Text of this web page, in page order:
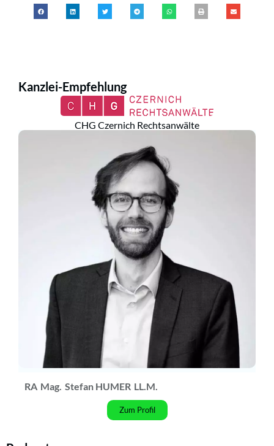
Kanzlei-Empfehlung
CHG Czernich Rechtsanwälte
RA Mag. Stefan HUMER LL.M.
Zum Profil